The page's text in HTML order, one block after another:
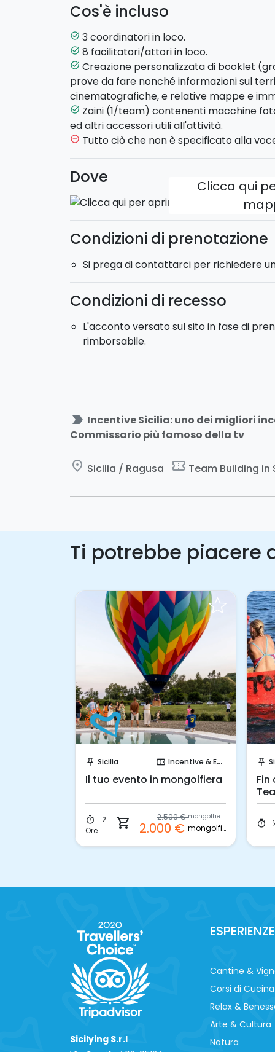
generazione, oltre a stampare le foto
sono anche delle macchine fotografiche
essere collezionate e proiettate anche la
dell’esperienza.
Per ogni prova fotografica superata sarà
team alla risoluzione di un vero e
Attori e facilitatorirenderanno
spettacolare e indimenticabile, mentre tra
Sicilia si snoderà un’esperienza dal sapore
Si prega di contattarci per richiedere
HIGHLIGHTS
- Location: Santa Croce Camerina, Ragusa
- Attività di team building formativa e
- Attività particolarmente adatta a gruppi
Cos'è incluso
task_alt 3 coordinatori in loco.
task_alt 8 facilitatori/attori in loco.
task_alt Creazione personalizzata di booklet
prove da fare nonché informazioni sul
cinematografiche, e relative mappe e
task_alt Zaini (1/team) contenenti macchine
ed altri accessori utili all'attività.
remove_circle_outline Tutto ciò che non è specificato alla
Dove
Clicca qui
Condizioni di prenotazione
Si prega di contattarci per richiedere
Condizioni di recesso
L'acconto versato sul sito in fase di
rimborsabile.
label_important Incentive Sicilia: uno dei migliori
Commissario più famoso della tv
place Sicilia / Ragusa confirmation_number Team Building in
Ti potrebbe piacere
push_pin Sicilia confirmation_number Incentive & Events
Il tuo evento in mongolfiera
timer
2
Ore
shopping_cart 2.500 € mongolfiera
2.000 € mongolfiera
push_pin
Fin
timer
Sicilying S.r.l
ESPERIENZE
Cantine &
Corsi di Cucina
Relax &
Arte & Cultura
Natura